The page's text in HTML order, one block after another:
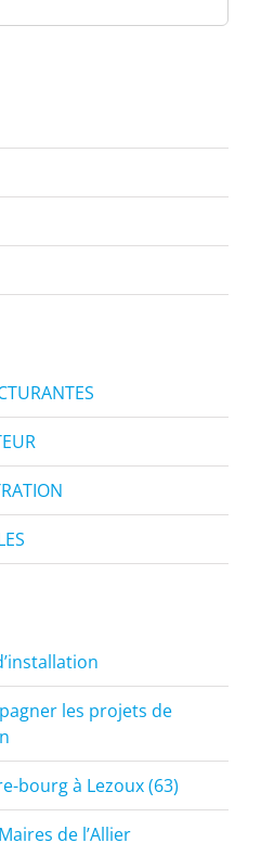
les projets de
bourg à Lezoux (63)
de l’Allier